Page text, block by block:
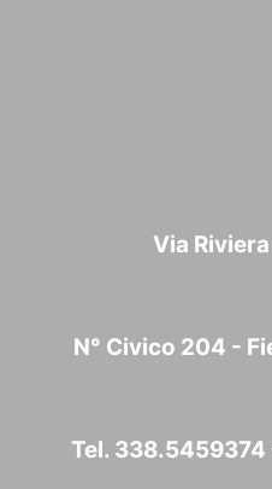
Via
N° Civico 204 -
Tel.